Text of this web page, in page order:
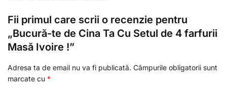
Fii primul care scrii o recenzie pentru
„Bucură-te de Cina Ta Cu Setul de 4 farfurii
Masă Ivoire !”
Adresa ta de email nu va fi publicată. Câmpurile obligatorii sunt
marcate cu *